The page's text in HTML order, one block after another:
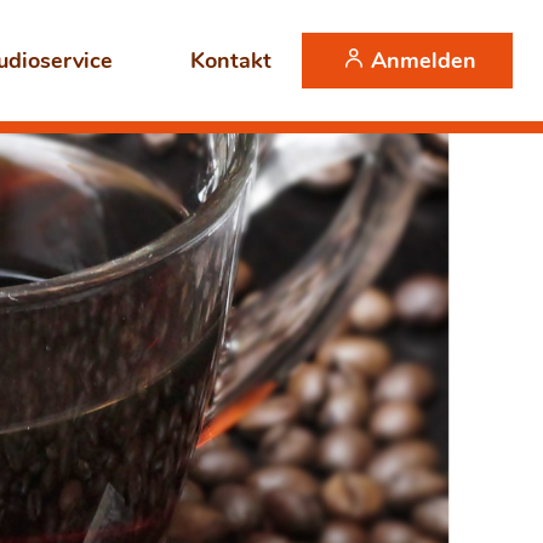
Kontakt Anmelden